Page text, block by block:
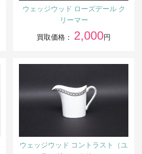
ウェッジウッド ローズデール ク
リーマー
買取価格： 2,000円
ウェッジウッド コントラスト（ユ